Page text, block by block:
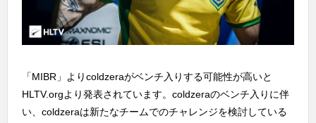
「MIBR」よりcoldzeraがベンチ入りする可能性が高いと
HLTV.orgより発表されています。coldzeraのベンチ入りに伴
い、coldzeraは新たなチームでのチャレンジを検討している